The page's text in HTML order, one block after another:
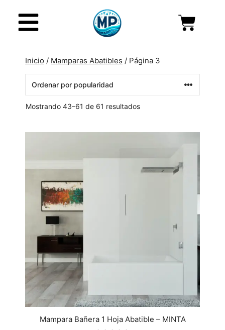
Inicio / Mamparas Abatibles / Página 3
Mostrando 43–61 de 61 resultados
Mampara Bañera 1 Hoja Abatible – MINTA